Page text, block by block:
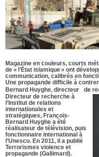
Magazine en couleurs, courts
de « l’État islamique » ont
communication, calibrés en
Une propagande difficile à
Bernard Huyghe, directeur de
Directeur de recherche à
l’Institut de relations
internationales et
stratégiques, François-
Bernard Huyghe a été
réalisateur de télévision, puis
fonctionnaire international à
l’Unesco. En 2011, il a publié
Terrorismes violence et
propagande (Gallimard).